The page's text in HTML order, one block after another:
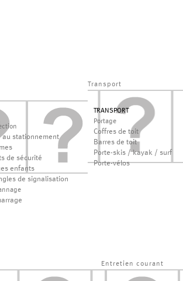
Transport
TRANSPORT
Portage
Coffres de toit
Barres de toit
Porte-skis / kayak / surf
Porte-vélos
au stationnement
de sécurité
enfants
de signalisation
Entretien courant